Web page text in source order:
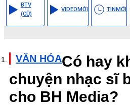
BTV
(CŨ)
VIDEOMỚI TINMỚI
VĂN HÓACó hay
chuyện nhạc sĩ
cho BH Media?